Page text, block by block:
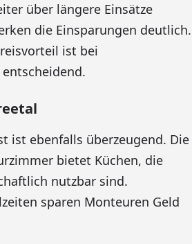
über längere Einsätze
die Einsparungen deutlich.
ist bei
ist ebenfalls überzeugend. Die
bietet Küchen, die
nutzbar sind.
sparen Monteuren Geld